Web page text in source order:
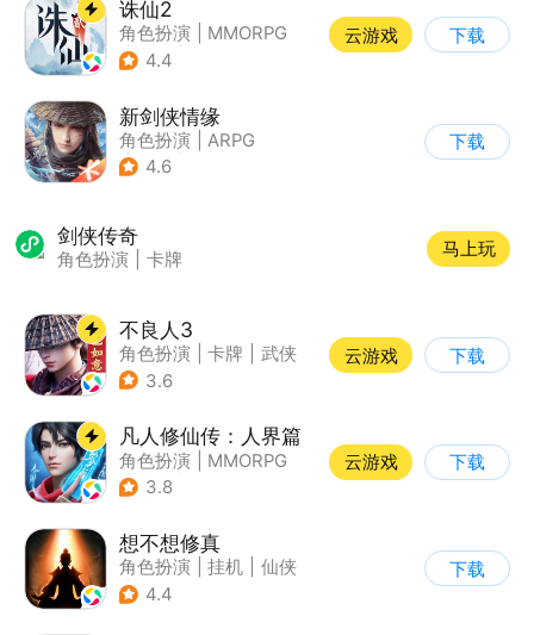
诛仙2
角色扮演
MMORPG
| 仙侠
4.4
云游戏 下载
新剑侠情缘
角色扮演
ARPG
| 武侠
4.6
下载
剑侠传奇
角色扮演 卡牌
马上玩
不良人3
角色扮演 卡牌
武侠
| 画江湖之不良人
3.6
云游戏 下载
凡人修仙传：人界篇
角色扮演
MMORPG
| 仙侠
3.8
云游戏 下载
想不想修真
角色扮演 挂机
仙侠
| 文字游戏
4.4
下载